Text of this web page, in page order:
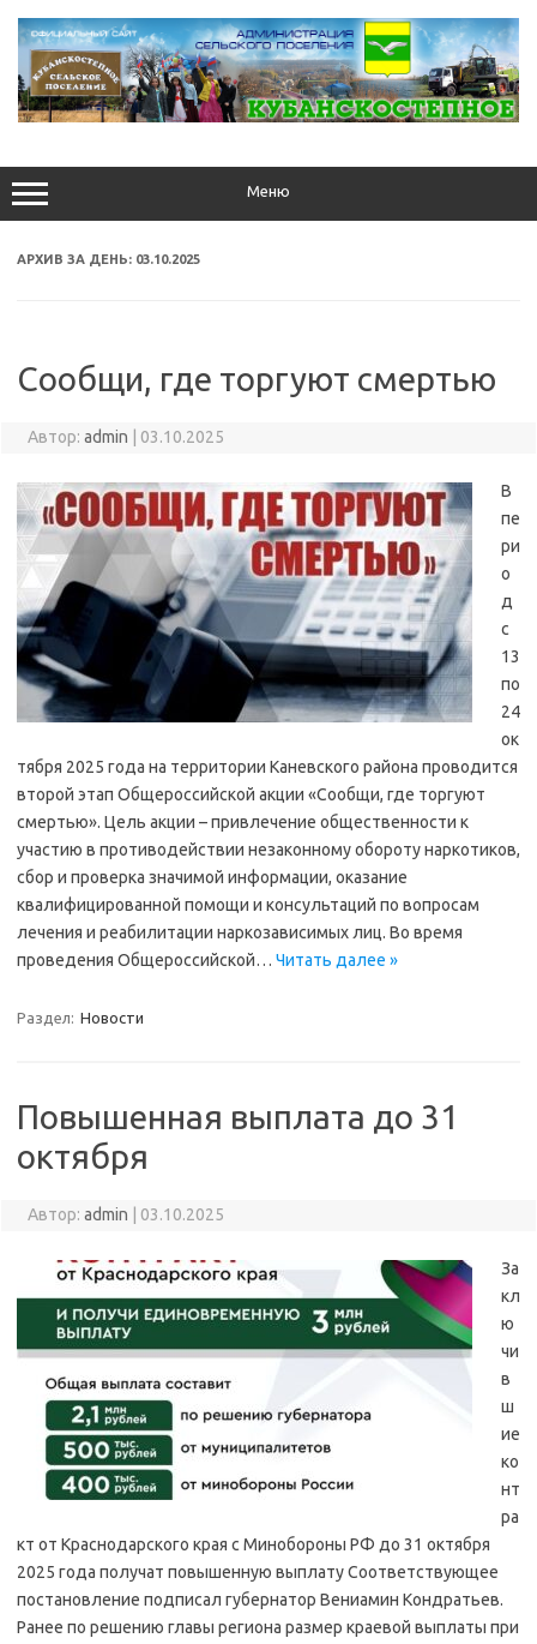
содержимому
Меню
АРХИВ ЗА ДЕНЬ: 03.10.2025
Сообщи, где торгуют смертью
Автор: admin 03.10.2025
В
пе
ри
о
д
с
13
по
24
ок
тября 2025 года на территории Каневского района проводится
второй этап Общероссийской акции «Сообщи, где торгуют
смертью». Цель акции – привлечение общественности к
участию в противодействии незаконному обороту наркотиков,
сбор и проверка значимой информации, оказание
квалифицированной помощи и консультаций по вопросам
лечения и реабилитации наркозависимых лиц. Во время
проведения Общероссийской… Читать далее »
Раздел: Новости
Повышенная выплата до 31
октября
Автор: admin 03.10.2025
За
кл
ю
чи
в
ш
ие
ко
нт
ра
кт от Краснодарского края с Минобороны РФ до 31 октября
2025 года получат повышенную выплату Соответствующее
постановление подписал губернатор Вениамин Кондратьев.
Ранее по решению главы региона размер краевой выплаты при